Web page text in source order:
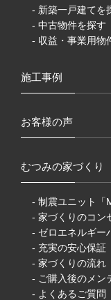
- 新築一戸建てを
- 中古物件を探す
- 収益・事業用物
施工事例
お客様の声
むつみの家づくり
- 制震ユニット「
- 家づくりのコン
- ゼロエネルギー
- 充実の安心保証
- 家づくりの流れ
- ご購入後のメン
- よくあるご質問